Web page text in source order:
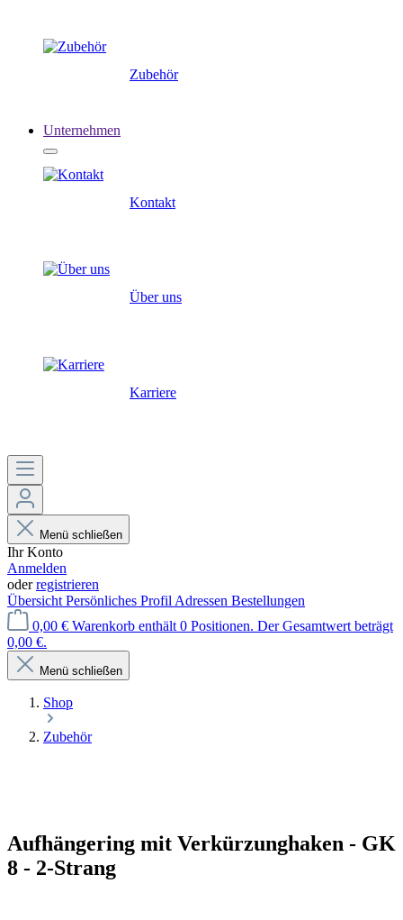
Zubehör
Unternehmen
Kontakt
Über uns
Karriere
Menü schließen
Ihr Konto
Anmelden
oderregistrieren
Übersicht Persönliches Profil Adressen Bestellungen
0,00 € Warenkorb enthält 0 Positionen. Der Gesamtwert beträgt
0,00 €.
Menü schließen
Shop
Zubehör
Aufhängering mit Verkürzunghaken - GK
8 - 2-Strang